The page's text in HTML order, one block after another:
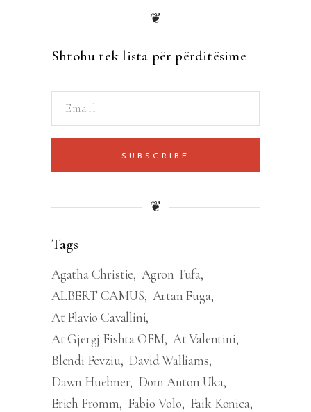
❦
Shtohu tek lista për përditësime
SUBSCRIBE
❦
Tags
Agatha Christie Agron Tufa
ALBERT CAMUS Artan Fuga
At Flavio Cavallini
At Gjergj Fishta OFM At Valentini
Blendi Fevziu David Walliams
Dawn Huebner Dom Anton Uka
Erich Fromm
Fabio Volo
Faik Konica